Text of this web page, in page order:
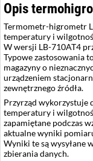
Opis
Termometr-higrometr
temperatury i
W wersji LB-710AT4
Typowe zastosowania
magazyny o
urządzeniem
zewnętrznego źródła.
Przyrząd wykorzystuje
temperatury i
zapamiętane podczas
aktualne wyniki
Wyniki te są wysyłane
zbierania danych.